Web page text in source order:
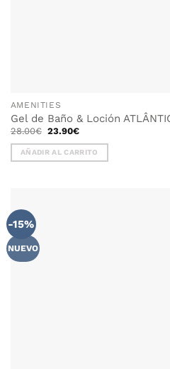
AMENITIES
Gel de Baño & Loción
28.00€ El
original
era:
28.00€.
23.90€El
actual
es:
23.90€.
AÑADIR AL CARRITO
-15%
NUEVO